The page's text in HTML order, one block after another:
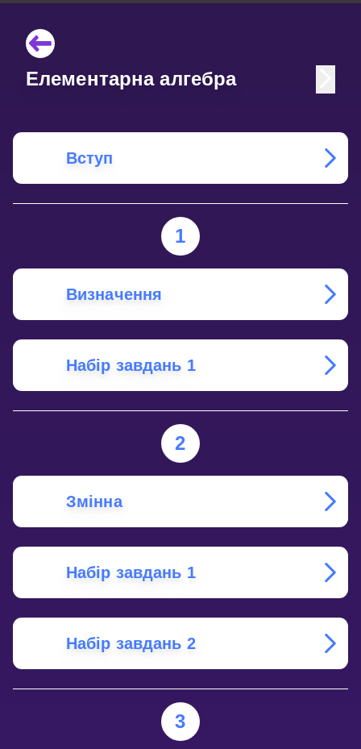
Елементарна алгебра
Вступ
1
Визначення
Набір завдань 1
2
Змінна
Набір завдань 1
Набір завдань 2
3